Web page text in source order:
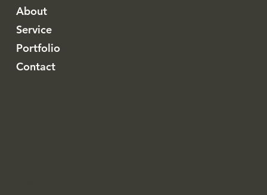
About
Service
Portfolio
Contact